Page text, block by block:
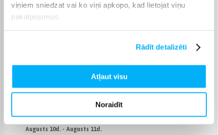
viņiem sniedzat vai ko viņi apkopo, kad lietojat viņu
pakalpojumus.
Rādīt detalizēti
Atļaut visu
Noraidīt
Venipak pakomāts 2,99 €
Augusts 10d. - Augusts 11d.
Apmaksā pilnu summu skaidrā naudā piegādes brīdī.
Augusts 10d. - Augusts 11d.
Smartposti pakomāts (2,99 €)
Augusts 10d. - Augusts 11d.
DPD pakomāts (4,99 €)
Augusts 10d. - Augusts 11d.